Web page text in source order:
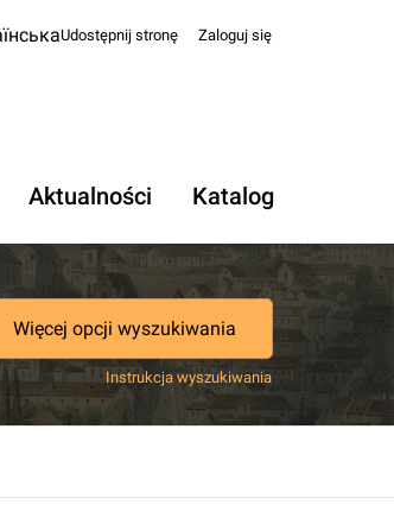
Udostępnij stronę Zaloguj się
Aktualności Katalog
Więcej opcji wyszukiwania
Instrukcja wyszukiwania